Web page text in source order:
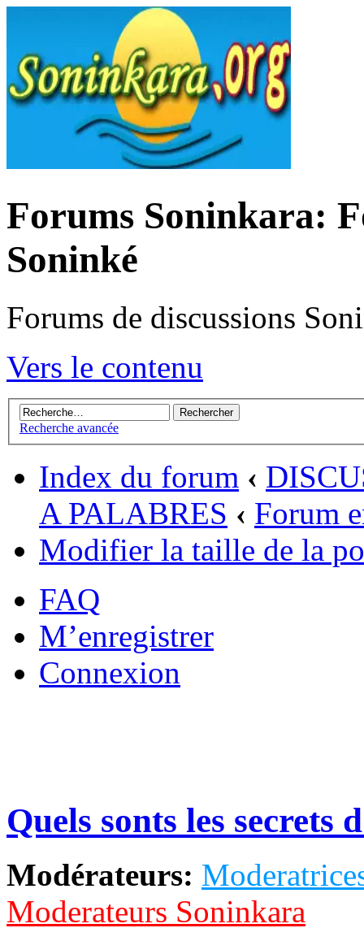
Forums Soninkara:
Soninké
Forums de discussions
Vers le contenu
Recherche avancée
Index du forum ‹
A PALABRES ‹ Forum
Modifier la taille de la
FAQ
M’enregistrer
Connexion
Quels sonts les secrets
Modérateurs:
Moderateurs Soninkara